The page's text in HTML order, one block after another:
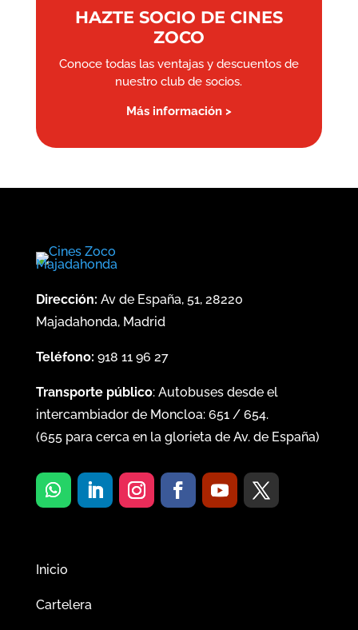
HAZTE SOCIO DE CINES
ZOCO
Conoce todas las ventajas y descuentos de
nuestro club de socios.
Más información >
Dirección: Av de España, 51, 28220
Majadahonda, Madrid
Teléfono: 918 11 96 27
Transporte público: Autobuses desde el
intercambiador de Moncloa: 651/ 654.
(655para cerca en la glorieta de Av. de España)
Inicio
Cartelera